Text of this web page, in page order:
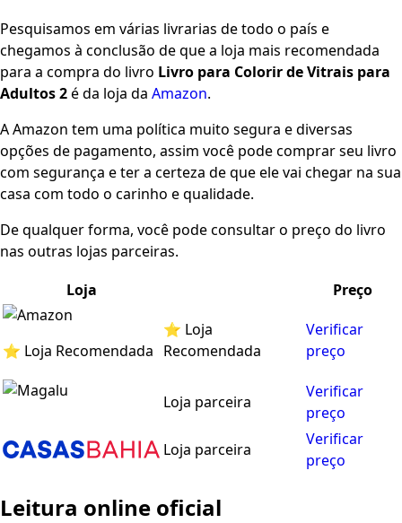
Pesquisamos em várias livrarias de todo o país e
chegamos à conclusão de que a loja mais recomendada
para a compra do livro Livro para Colorir de Vitrais para
Adultos 2é da loja da Amazon.
A Amazon tem uma política muito segura e diversas
opções de pagamento, assim você pode comprar seu livro
com segurança e ter a certeza de que ele vai chegar na sua
casa com todo o carinho e qualidade.
De qualquer forma, você pode consultar o preço do livro
nas outras lojas parceiras.
Loja
Preço
⭐ Loja Recomendada
⭐ Loja
Recomendada
Verificar
preço
Loja parceira
Verificar
preço
Loja parceira
Verificar
preço
Leitura online oficial